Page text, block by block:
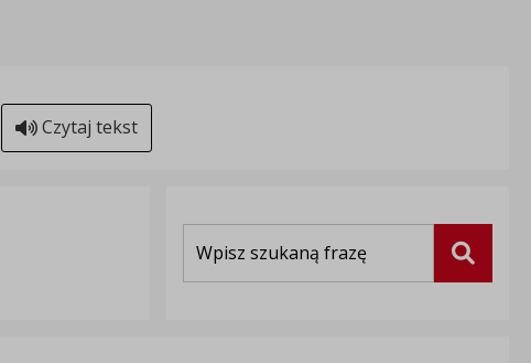
Czytaj tekst
Szukaj